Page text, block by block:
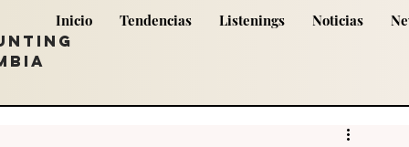
Inicio Tendencias Listenings Noticias